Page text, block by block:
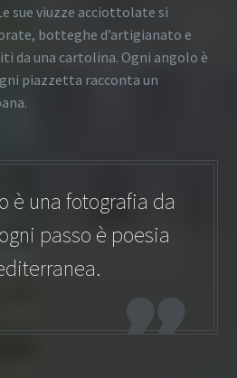
sue viuzze acciottolate si
botteghe d’artigianato e
da una cartolina. Ogni angolo è
piazzetta racconta un
è una fotografia da
passo è poesia
